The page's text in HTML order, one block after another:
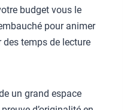
budget vous le
pour animer
des temps de lecture
un grand espace